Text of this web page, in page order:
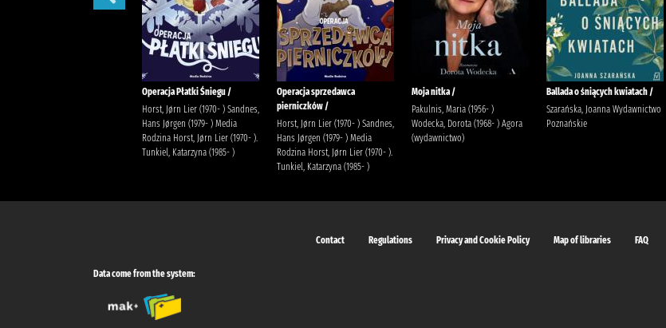
Operacja Płatki Śniegu /
Horst, Jørn Lier (1970- ) Sandnes,
Hans Jørgen (1979- ) Media
Rodzina Horst, Jørn Lier (1970- ).
Tunkiel, Katarzyna (1985- )
Operacja sprzedawca
pierniczków /
Horst, Jørn Lier (1970- ) Sandnes,
Hans Jørgen (1979- ) Media
Rodzina Horst, Jørn Lier (1970- ).
Tunkiel, Katarzyna (1985- )
Moja nitka /
Pakulnis, Maria (1956- )
Wodecka, Dorota (1968- ) Agora
(wydawnictwo)
Ballada o śniących kwiatach /
Szarańska, Joanna Wydawnictwo
Poznańskie
Contact Regulations Privacy and Cookie Policy Map of libraries FAQ
Data come from the system: